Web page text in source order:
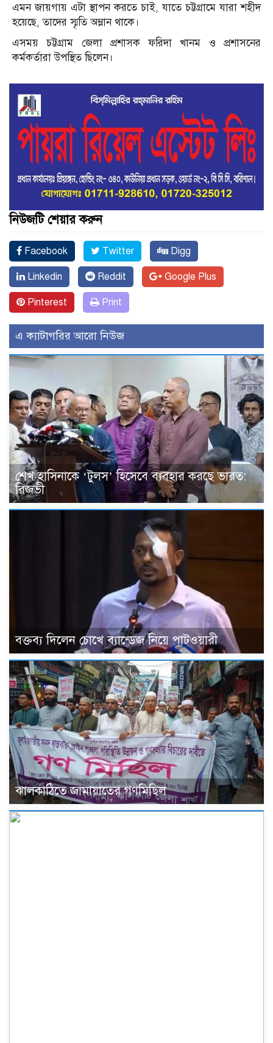
এমন জায়গায় এটা স্থাপন করতে চাই, যাতে চট্টগ্রামে যারা শহীদ
হয়েছে, তাদের স্মৃতি অম্লান থাকে।
এসময় চট্টগ্রাম জেলা প্রশাসক ফরিদা খানম ও প্রশাসনের
কর্মকর্তারা উপস্থিত ছিলেন।
নিউজটি শেয়ার করুন
Facebook Twitter Digg
Linkedin Reddit Google Plus
Pinterest Print
এ ক্যাটাগরির আরো নিউজ
শেখ হাসিনাকে ‘টুলস’ হিসেবে ব্যবহার করছে ভারত:
রিজভী
বক্তব্য দিলেন চোখে ব্যান্ডেজ নিয়ে পাটওয়ারী
ঝালকাঠিতে জামায়াতের গণমিছিল